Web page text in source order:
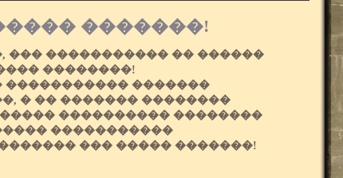
�������!
��� ����������� �� ������
��������!
����������� �������
� �� ������� ��������
���������� ��������
�����������
��� ����� �������!